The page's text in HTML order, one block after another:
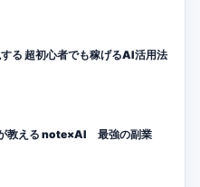
る 超初心者でも稼げるAI活用法
教える note×AI 最強の副業